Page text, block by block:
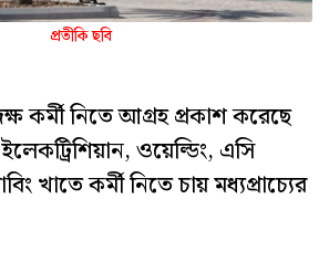
প্রতীকি ছবি
কর্মী নিতে আগ্রহ প্রকাশ করেছে
ওয়েল্ডিং, এসি
খাতে কর্মী নিতে চায় মধ্যপ্রাচ্যের